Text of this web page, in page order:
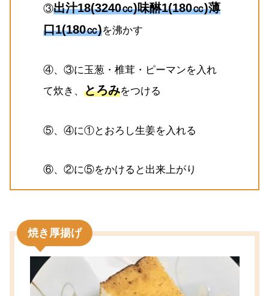
③出汁18(3240㏄)味醂1(180㏄)薄
口1(180㏄)を沸かす
④、③に玉葱・椎茸・ピーマンを入れ
て炊き、とろみをつける
⑤、④に①とおろし生姜を入れる
⑥、②に⑤をかけると出来上がり
焼き厚揚げ